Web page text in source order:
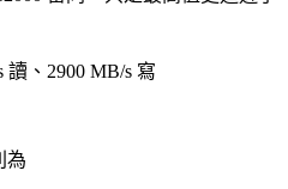
、2900 MB/s 寫
為